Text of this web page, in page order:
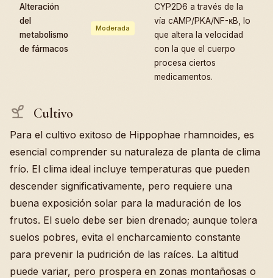
Alteración
del
metabolismo
de fármacos
Moderada
CYP2D6 a través de la
vía cAMP/PKA/NF-κB, lo
que altera la velocidad
con la que el cuerpo
procesa ciertos
medicamentos.
Cultivo
Para el cultivo exitoso de Hippophae rhamnoides, es
esencial comprender su naturaleza de planta de clima
frío. El clima ideal incluye temperaturas que pueden
descender significativamente, pero requiere una
buena exposición solar para la maduración de los
frutos. El suelo debe ser bien drenado; aunque tolera
suelos pobres, evita el encharcamiento constante
para prevenir la pudrición de las raíces. La altitud
puede variar, pero prospera en zonas montañosas o